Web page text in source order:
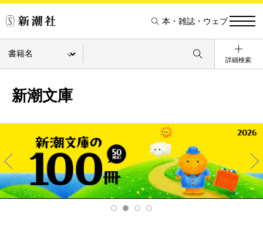
本・雑誌・ウェブ
詳細検索
新潮文庫
Pre
v
Ne
xt